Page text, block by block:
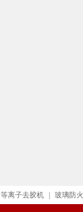
等离子去胶机 玻璃防